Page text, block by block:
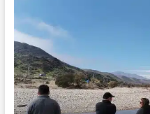
Atacama
sesión
de
la
Mesa
de